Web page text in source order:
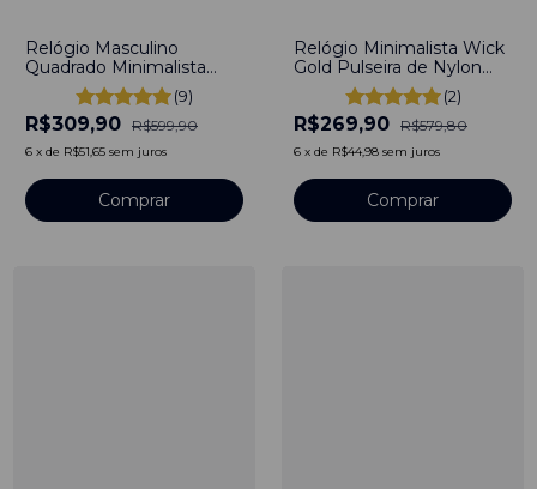
Relógio Masculino
Quadrado Minimalista
Bays Unitone Silver
Pulseira Prata 40mm Aço
Inoxidável banhado a
titânio
(9)
R$309,90 R$599,90
6 x de R$51,65 sem juros
Comprar
Relógio Minimalista Wick
Gold Pulseira de Nylon
Nato Azul e Verde 40mm
Aço Inoxidável banhado a
titânio
(2)
R$269,90 R$579,80
6 x de R$44,98 sem juros
Comprar